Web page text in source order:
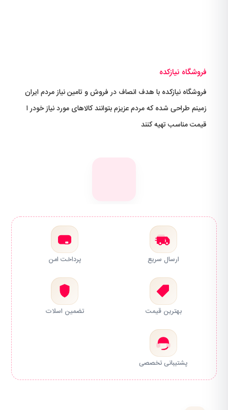
فروشگاه نیازکده
فروشگاه نیازکده با هدف انصاف در فروش و تامین نیاز مردم ایران
زمینم طراحی شده که مردم عزیزم بتوانند کالاهای مورد نیاز خودر ا
قیمت مناسب تهیه کنند
ارسال سریع پرداخت امن
بهترین قیمت تضمین اسلات
پشتیبانی تخصصی